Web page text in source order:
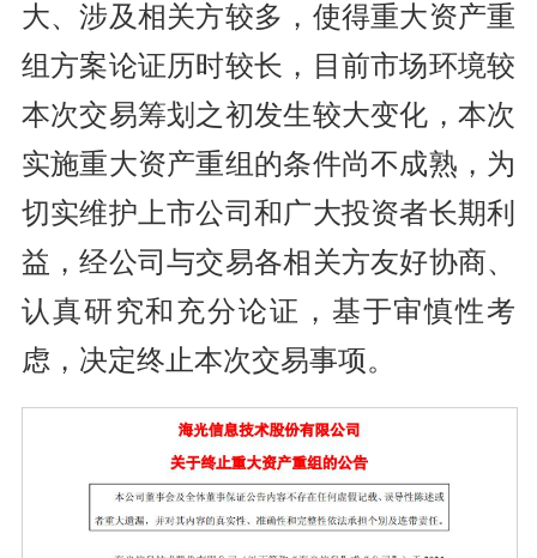
大、涉及相关方较多，使得重大资产重
组方案论证历时较长，目前市场环境较
本次交易筹划之初发生较大变化，本次
实施重大资产重组的条件尚不成熟，为
切实维护上市公司和广大投资者长期利
益，经公司与交易各相关方友好协商、
认真研究和充分论证，基于审慎性考
虑，决定终止本次交易事项。